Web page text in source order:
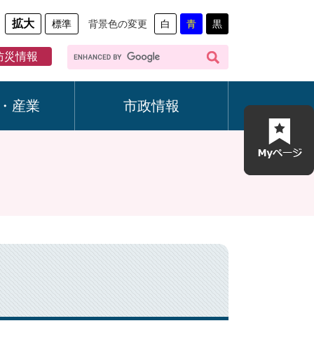
拡大 標準 背景色の変更 白 青 黒
災情報
G
o
産業 市政情報